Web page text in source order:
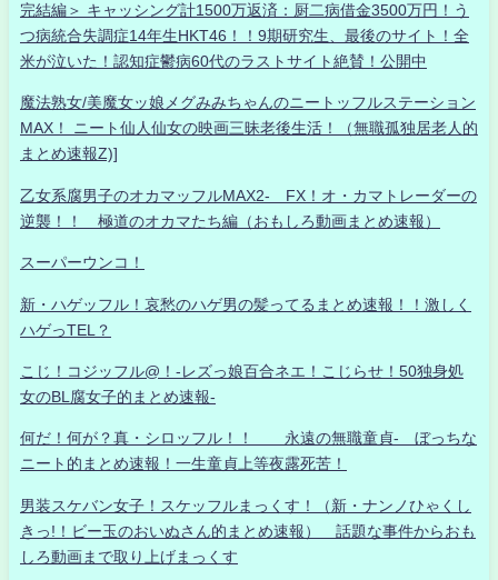
完結編＞ キャッシング計1500万返済：厨二病借金3500万円！う
つ病統合失調症14年生HKT46！！9期研究生、最後のサイト！全
米が泣いた！認知症鬱病60代のラストサイト絶賛！公開中
魔法熟女/美魔女ッ娘メグみみちゃんのニートッフルステーション
MAX！ ニート仙人仙女の映画三昧老後生活！（無職孤独居老人的
まとめ速報Z)]
乙女系腐男子のオカマッフルMAX2- FX！オ・カマトレーダーの
逆襲！！ 極道のオカマたち編（おもしろ動画まとめ速報）
スーパーウンコ！
新・ハゲッフル！哀愁のハゲ男の髪ってるまとめ速報！！激しく
ハゲっTEL？
こじ！コジッフル@！-レズっ娘百合ネエ！こじらせ！50独身処
女のBL腐女子的まとめ速報-
何だ！何が？真・シロッフル！！ 永遠の無職童貞- ぼっちな
ニート的まとめ速報！一生童貞上等夜露死苦！
男装スケバン女子！スケッフルまっくす！（新・ナンノひゃくし
きっ!！ビー玉のおいぬさん的まとめ速報） 話題な事件からおも
しろ動画まで取り上げまっくす